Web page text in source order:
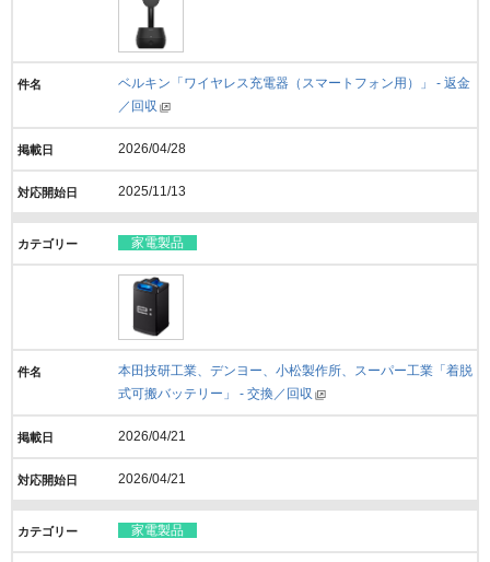
ベルキン「ワイヤレス充電器（スマートフォン用）」 - 返金
／回収
2026/04/28
2025/11/13
家電製品
本田技研工業、デンヨー、小松製作所、スーパー工業「着脱
式可搬バッテリー」 - 交換／回収
2026/04/21
2026/04/21
家電製品